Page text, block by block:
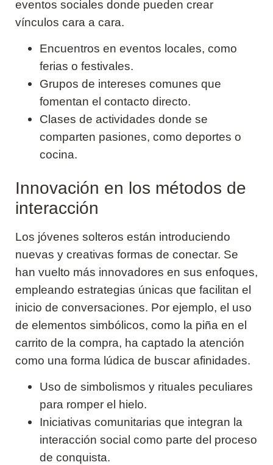
eventos sociales donde pueden crear
vínculos cara a cara.
Encuentros en eventos locales, como
ferias o festivales.
Grupos de intereses comunes que
fomentan el contacto directo.
Clases de actividades donde se
comparten pasiones, como deportes o
cocina.
Innovación en los métodos de
interacción
Los jóvenes solteros están introduciendo
nuevas y creativas formas de conectar. Se
han vuelto más innovadores en sus enfoques,
empleando estrategias únicas que facilitan el
inicio de conversaciones. Por ejemplo, el uso
de elementos simbólicos, como la piña en el
carrito de la compra, ha captado la atención
como una forma lúdica de buscar afinidades.
Uso de simbolismos y rituales peculiares
para romper el hielo.
Iniciativas comunitarias que integran la
interacción social como parte del proceso
de conquista.